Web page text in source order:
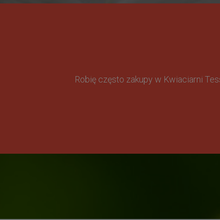
Robię często zakupy w Kwiaciarni